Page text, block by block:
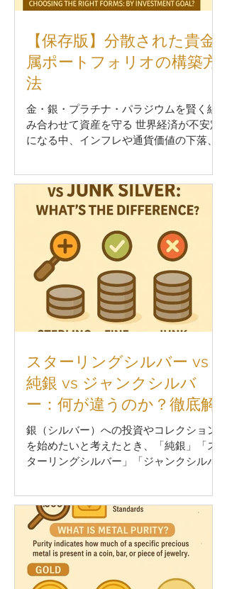
な
【保存版】分散された貴金
属ポートフォリオの構築方
法
金・銀・プラチナ・パラジウムを賢く組
み合わせて資産を守る 世界経済が不安定
になる中、インフレや通貨価値の下落、
その中でも長い歴史と信頼性を持つの
が、 金 （ゴールド）や銀（シルバー）な
どの貴金属投資...
スターリングシルバー vs
純銀 vs ジャンクシルバ
ー：何が違うのか？徹底解
説
銀（シルバー）への投資やコレクション
を始めたいと考えたとき、「純銀」「ス
ターリングシルバー」「ジャンクシルバ
が、それぞれ 純度、価値、使い道 が大き
く異なります。...